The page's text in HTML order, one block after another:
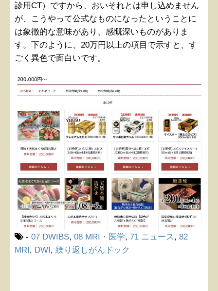
診用CT）ですから、おいそれとは申し込めません
が、こうやって公式なものになったということに
は象徴的な意味があり、感慨深いものがありま
す。下のように、20万円以上の項目で示すと、す
ごく異色で面白いです。
- 07 DWIBS, 08 MRI・医学, 71 ニュース, 82
MRI , DWI , 繰り返しがんドック